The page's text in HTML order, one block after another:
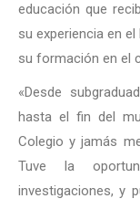
educación que
su experiencia en
su formación en el
«Desde
hasta el fin del
Colegio y jamás
Tuve la
investigaciones, y